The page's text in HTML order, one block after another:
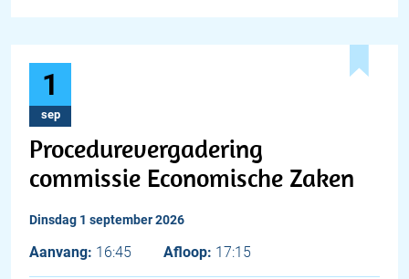
1
sep
Procedurevergadering
commissie Economische Zaken
dinsdag 1 september 2026
Aanvang: 16:45 Afloop: 17:15